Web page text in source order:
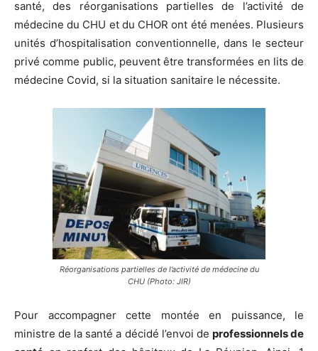
santé, des réorganisations partielles de l’activité de
médecine du CHU et du CHOR ont été menées. Plusieurs
unités d’hospitalisation conventionnelle, dans le secteur
privé comme public, peuvent être transformées en lits de
médecine Covid, si la situation sanitaire le nécessite.
Réorganisations partielles de l’activité de médecine du
CHU (Photo: JIR)
Pour accompagner cette montée en puissance, le
ministre de la santé a décidé l’envoi de professionnels de